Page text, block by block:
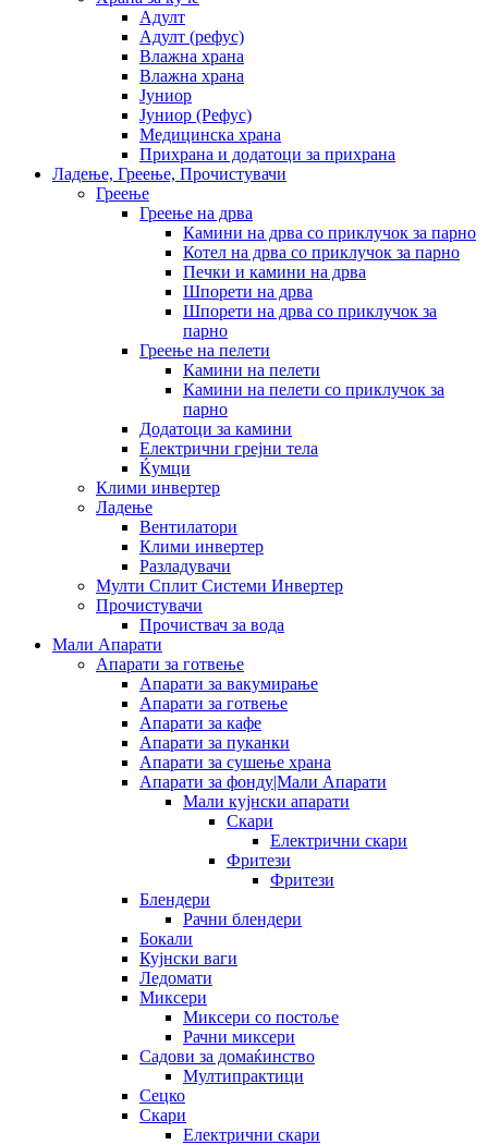
Адулт
Адулт (рефус)
Влажна храна
Влажна храна
Јуниор
Јуниор (Рефус)
Медицинска храна
Прихрана и додатоци за прихрана
Ладење, Греење, Прочистувачи
Греење
Греење на дрва
Камини на дрва со приклучок за парно
Котел на дрва со приклучок за парно
Печки и камини на дрва
Шпорети на дрва
Шпорети на дрва со приклучок за
парно
Греење на пелети
Камини на пелети
Камини на пелети со приклучок за
парно
Додатоци за камини
Електрични грејни тела
Ќумци
Клими инвертер
Ладење
Вентилатори
Клими инвертер
Разладувачи
Мулти Сплит Системи Инвертер
Прочистувачи
Прочиствач за вода
Мали Апарати
Апарати за готвење
Апарати за вакумирање
Апарати за готвење
Апарати за кафе
Апарати за пуканки
Апарати за сушење храна
Апарати за фонду|Мали Апарати
Мали кујнски апарати
Скари
Електрични скари
Фритези
Фритези
Блендери
Рачни блендери
Бокали
Кујнски ваги
Ледомати
Миксери
Миксери со постоље
Рачни миксери
Садови за домаќинство
Мултипрактици
Сецко
Скари
Електрични скари